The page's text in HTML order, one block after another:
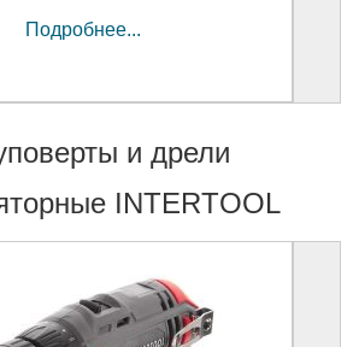
Подробнее...
и дрели
INTERTOOL